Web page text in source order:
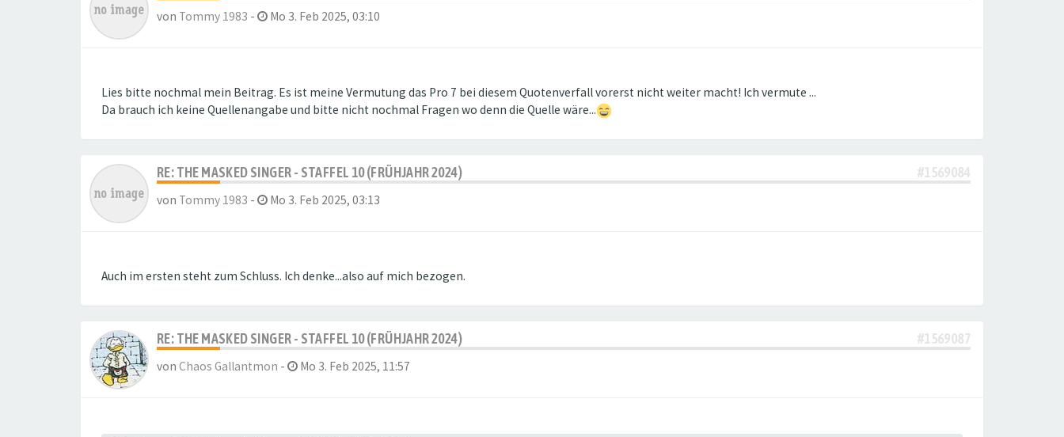
von Tommy 1983 - Mo 3. Feb 2025, 03:10
Lies bitte nochmal mein Beitrag. Es ist meine Vermutung das Pro 7 bei diesem Quotenverfall vorerst nicht weiter macht! Ich vermute ...
Da brauch ich keine Quellenangabe und bitte nicht nochmal Fragen wo denn die Quelle wäre...
RE: THE MASKED SINGER - STAFFEL 10 (FRÜHJAHR 2024) #1569084
von Tommy 1983 - Mo 3. Feb 2025, 03:13
Auch im ersten steht zum Schluss. Ich denke...also auf mich bezogen.
RE: THE MASKED SINGER - STAFFEL 10 (FRÜHJAHR 2024) #1569087
von Chaos Gallantmon - Mo 3. Feb 2025, 11:57